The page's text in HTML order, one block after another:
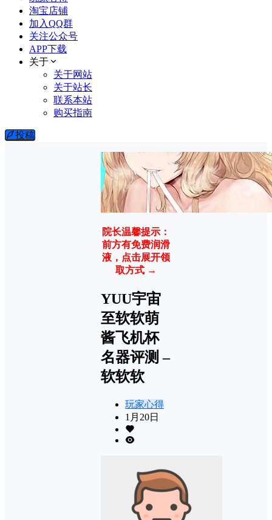
淘宝店铺
加入QQ群
关注公众号
APP下载
关于
关于网站
关于站长
联系本站
购买指南
投稿
院长温馨提示：
前方有免费润滑
液，点击展开领
取方式 →
YUU宇宙
至软软萌
酱飞机杯
名器评测 –
软软软
玩家心得
1月20日